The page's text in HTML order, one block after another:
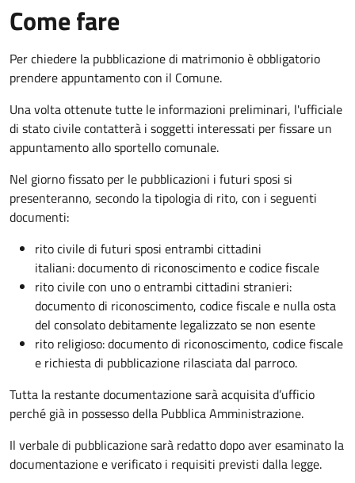
Come fare
Per chiedere la pubblicazione di matrimonio è obbligatorio
prendere appuntamento con il Comune.
Una volta ottenute tutte le informazioni preliminari, l'ufficiale
di stato civile contatterà i soggetti interessati per fissare un
appuntamento allo sportello comunale.
Nel giorno fissato per le pubblicazioni i futuri sposi si
presenteranno, secondo la tipologia di rito, con i seguenti
documenti:
rito civile di futuri sposi entrambi cittadini
italiani: documento di riconoscimento e codice fiscale
rito civile con uno o entrambi cittadini stranieri:
documento di riconoscimento, codice fiscale e nulla osta
del consolato debitamente legalizzato se non esente
rito religioso: documento di riconoscimento, codice fiscale
e richiesta di pubblicazione rilasciata dal parroco.
Tutta la restante documentazione sarà acquisita d’ufficio
perché già in possesso della Pubblica Amministrazione.
Il verbale di pubblicazione sarà redatto dopo aver esaminato la
documentazione e verificato i requisiti previsti dalla legge.